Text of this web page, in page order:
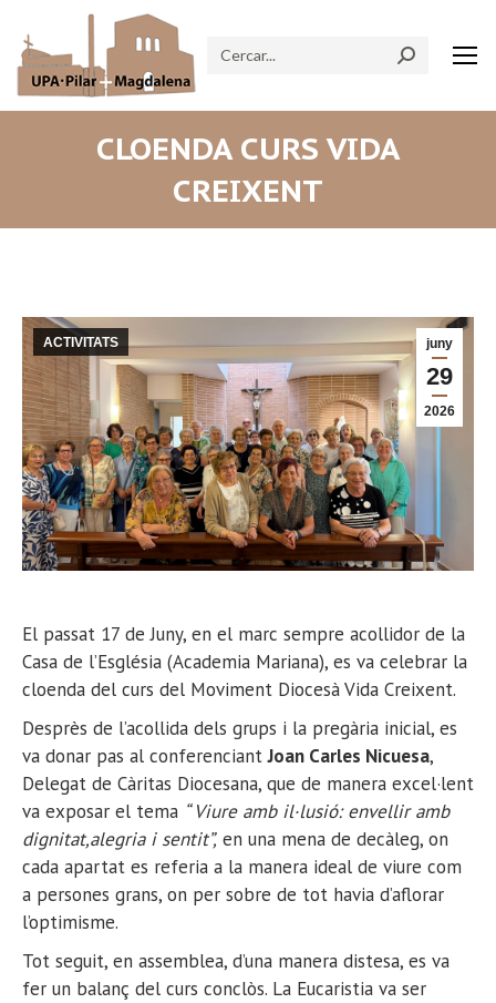
Search:
CLOENDA CURS VIDA
CREIXENT
juny
29
2026
ACTIVITATS
El passat 17 de Juny, en el marc sempre acollidor de la
Casa de l’Església (Academia Mariana), es va celebrar la
cloenda del curs del Moviment Diocesà Vida Creixent.
Desprès de l’acollida dels grups i la pregària inicial, es
va donar pas al conferenciantJoan Carles Nicuesa,
Delegat de Càritas Diocesana, que de manera excel·lent
va exposar el tema “ Viure amb il·lusió: envellir amb
dignitat,alegria i sentit”, en una mena de decàleg, on
cada apartat es referia a la manera ideal de viure com
a persones grans, on per sobre de tot havia d’aflorar
l’optimisme.
Tot seguit, en assemblea, d’una manera distesa, es va
fer un balanç del curs conclòs. La Eucaristia va ser